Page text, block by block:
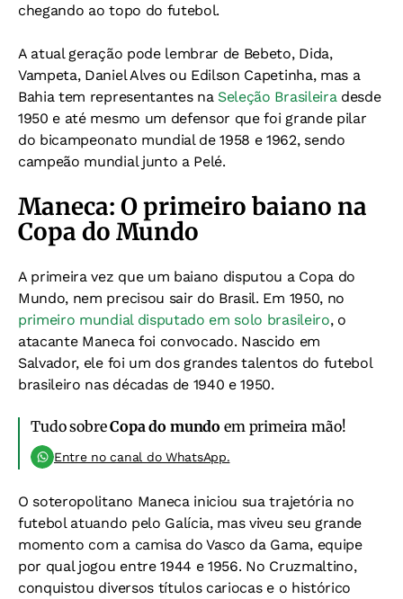
chegando ao topo do futebol.
A atual geração pode lembrar de Bebeto, Dida,
Vampeta, Daniel Alves ou Edilson Capetinha, mas a
Bahia tem representantes na Seleção Brasileira desde
1950 e até mesmo um defensor que foi grande pilar
do bicampeonato mundial de 1958 e 1962, sendo
campeão mundial junto a Pelé.
Maneca: O primeiro baiano na
Copa do Mundo
A primeira vez que um baiano disputou a Copa do
Mundo, nem precisou sair do Brasil. Em 1950, no
primeiro mundial disputado em solo brasileiro, o
atacante Maneca foi convocado. Nascido em
Salvador, ele foi um dos grandes talentos do futebol
brasileiro nas décadas de 1940 e 1950.
Tudo sobreCopa do mundo em primeira mão!
Entre no canal do WhatsApp.
O soteropolitano Maneca iniciou sua trajetória no
futebol atuando pelo Galícia, mas viveu seu grande
momento com a camisa do Vasco da Gama, equipe
por qual jogou entre 1944 e 1956. No Cruzmaltino,
conquistou diversos títulos cariocas e o histórico